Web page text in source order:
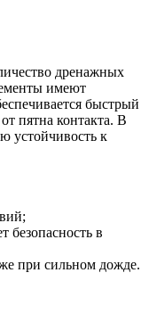
дренажных
имеют
быстрый
пятна контакта. В
устойчивость к
безопасность в
при сильном дожде.